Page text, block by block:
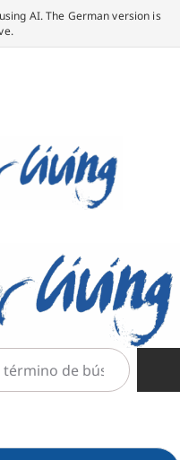
AI. The German version is